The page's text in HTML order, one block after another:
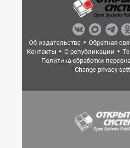
Об издательстве Обратная
Контакты
О републикации
Политика обработки
Change privacy